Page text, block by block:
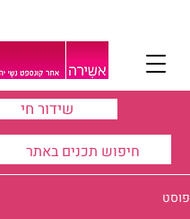
שידור חי
פוסט